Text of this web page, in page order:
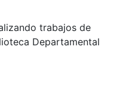
trabajos de
Departamental